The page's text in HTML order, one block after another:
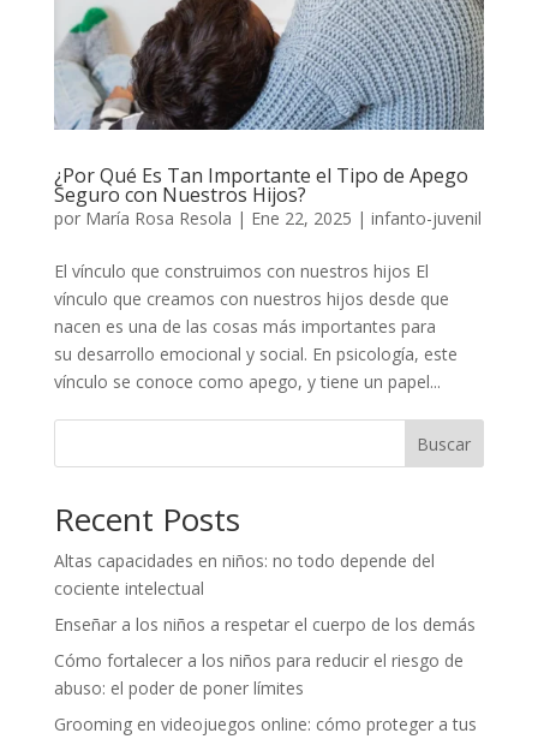
¿Por Qué Es Tan Importante el Tipo de Apego
Seguro con Nuestros Hijos?
por María Rosa Resola | Ene 22, 2025 | infanto-juvenil
El vínculo que construimos con nuestros hijos El
vínculo que creamos con nuestros hijos desde que
nacen es una de las cosas más importantes para
su desarrollo emocional y social. En psicología, este
vínculo se conoce como apego, y tiene un papel...
Buscar
Recent Posts
Altas capacidades en niños: no todo depende del
cociente intelectual
Enseñar a los niños a respetar el cuerpo de los demás
Cómo fortalecer a los niños para reducir el riesgo de
abuso: el poder de poner límites
Grooming en videojuegos online: cómo proteger a tus